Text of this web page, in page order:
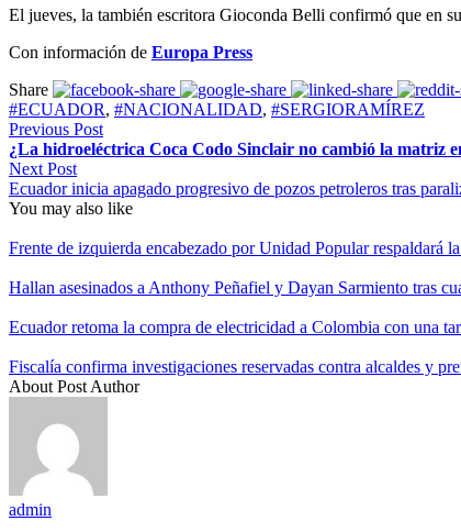
El jueves, la también escritora Gioconda Belli confirmó que en
Con información de Europa Press
Share
#ECUADOR, #NACIONALIDAD, #SERGIORAMÍREZ
Previous Post
¿La hidroeléctrica Coca Codo Sinclair no cambió la matriz
Next Post
Ecuador inicia apagado progresivo de pozos petroleros tras
You may also like
Frente de izquierda encabezado por Unidad Popular respaldará
Hallan asesinados a Anthony Peñafiel y Dayan Sarmiento tras
Ecuador retoma la compra de electricidad a Colombia con una
Fiscalía confirma investigaciones reservadas contra alcaldes y
About Post Author
admin